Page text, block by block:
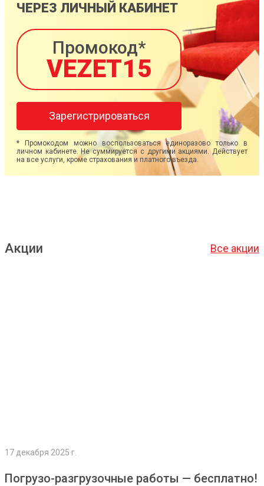
ЧЕРЕЗ ЛИЧНЫЙ КАБИНЕТ
Промокод*
VEZET15
Зарегистрироваться
* Промокодом можно воспользоваться единоразово только в
личном кабинете. Не суммируется с другими акциями. Действует
на все услуги, кроме страхования и платного въезда.
Акции Все акции
17 декабря 2025 г.
Погрузо-разгрузочные работы — бесплатно!